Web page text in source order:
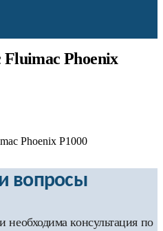
Phoenix
Phoenix P1000
вопросы
необходима консультация по